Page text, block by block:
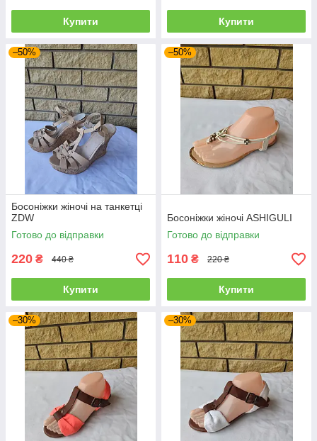
Купити Купити
–50%
Босоніжки жіночі на танкетці
ZDW
Готово до відправки
220 ₴ 440 ₴
Купити
–50%
Босоніжки жіночі ASHIGULI
Готово до відправки
110 ₴ 220 ₴
Купити
–30% –30%